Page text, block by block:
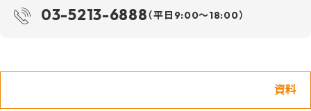
03-5213-6888（平日9:00〜18:00）